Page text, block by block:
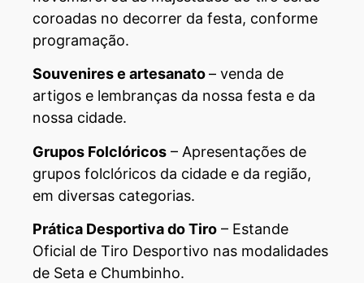
coroadas no decorrer da festa, conforme
programação.
Souvenires e artesanato– venda de
artigos e lembranças da nossa festa e da
nossa cidade.
Grupos Folclóricos – Apresentações de
grupos folclóricos da cidade e da região,
em diversas categorias.
Prática Desportiva do Tiro – Estande
Oficial de Tiro Desportivo nas modalidades
de Seta e Chumbinho.